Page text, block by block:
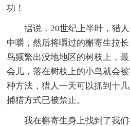
功！
据说，20世纪上半叶，猎
中嚼，然后将嚼过的槲寄生拉
鸟频繁出没地地区的树枝上，
会儿，落在树枝上的小鸟就会
种方法，猎人一天可以抓到十
捕猎方式已被禁止。
我在槲寄生身上找到了我